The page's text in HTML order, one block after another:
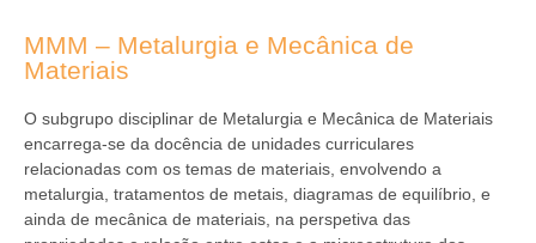
MMM – Metalurgia e Mecânica de
Materiais
O subgrupo disciplinar de Metalurgia e Mecânica de Materiais
encarrega-se da docência de unidades curriculares
relacionadas com os temas de materiais, envolvendo a
metalurgia, tratamentos de metais, diagramas de equilíbrio, e
ainda de mecânica de materiais, na perspetiva das